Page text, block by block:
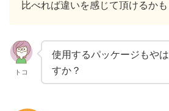
比べれば違いを感じて頂けるかも
トコ
使用するパッケージもやは
すか？